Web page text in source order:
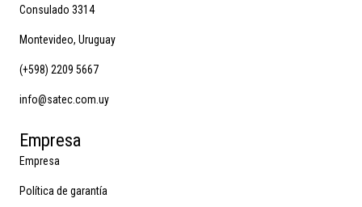
Consulado 3314
Montevideo, Uruguay
(+598) 2209 5667
info@satec.com.uy
Empresa
Empresa
Política de garantía